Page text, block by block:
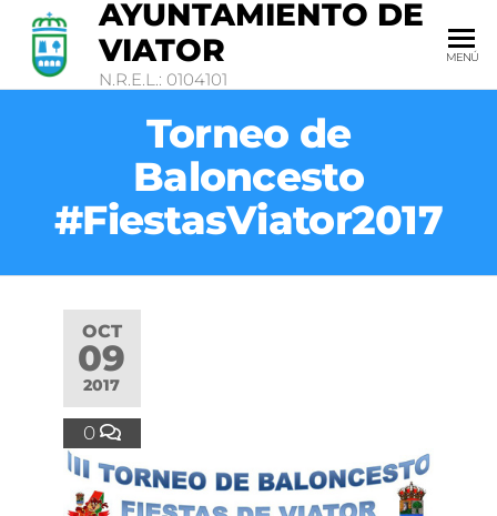
AYUNTAMIENTO DE
VIATOR
N.R.E.L.: 0104101
MENÚ
Torneo de
Baloncesto
#FiestasViator2017
OCT
09
2017
0